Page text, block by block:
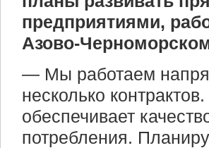
предприятиями,
Азово-
— Мы работаем
несколько
обеспечивает
потребления.